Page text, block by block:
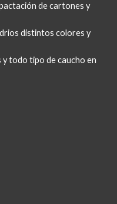
de cartones y
distintos colores y
todo tipo de caucho en